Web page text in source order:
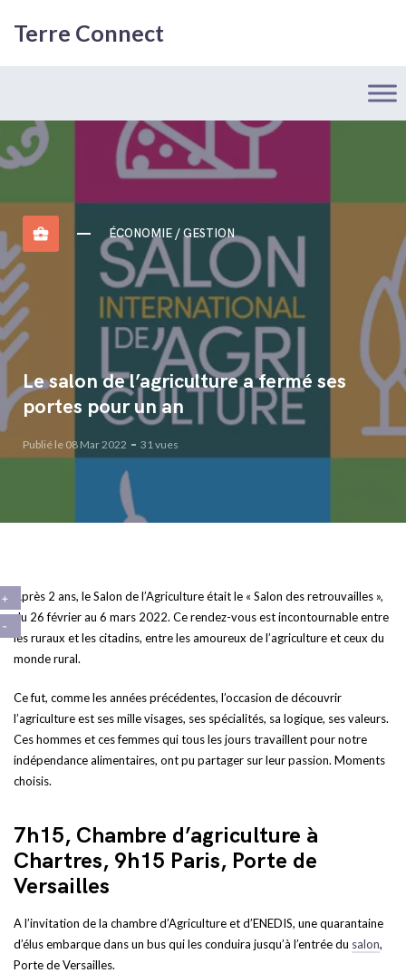
Terre Connect
business_center ÉCONOMIE / GESTION
Le salon de l’agriculture a fermé ses
portes pour un an
Publié le 08 Mar 2022 31 vues
Après 2 ans, le Salon de l’Agriculture était le « Salon des retrouvailles »,
du 26 février au 6 mars 2022. Ce rendez-vous est incontournable entre
les ruraux et les citadins, entre les amoureux de l’agriculture et ceux du
monde rural.
Ce fut, comme les années précédentes, l’occasion de découvrir
l’agriculture est ses mille visages, ses spécialités, sa logique, ses valeurs.
Ces hommes et ces femmes qui tous les jours travaillent pour notre
indépendance alimentaires, ont pu partager sur leur passion. Moments
choisis.
7h15, Chambre d’agriculture à
Chartres, 9h15 Paris, Porte de
Versailles
A l’invitation de la chambre d’Agriculture et d’ENEDIS, une quarantaine
d’élus embarque dans un bus qui les conduira jusqu’à l’entrée du salon,
Porte de Versailles.